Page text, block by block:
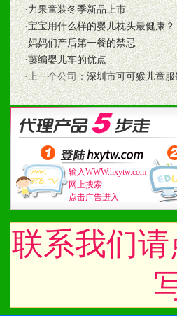
七、招商代理
1、认同我们
2、具备较好
3、具备区域
4、具备一定
道，医药渠道
5、具备较强
八、品牌产品
1、不断提升
·力果童装冬季新品上市
·宝宝用什么样的婴儿枕头最健康？
·妈妈们产后第一餐的禁忌
·藤编婴儿车的优点
·上一个公司：深圳市可可猴儿童
输入WWW.hxytw.com
网上搜索
点击广告进入
联系我们